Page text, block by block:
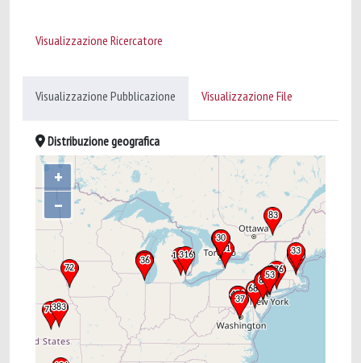
Visualizzazione Ricercatore
Visualizzazione Pubblicazione Visualizzazione File
Distribuzione geografica
+
–